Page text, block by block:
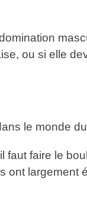
ou si elle
le monde du
faut faire le
ont largement